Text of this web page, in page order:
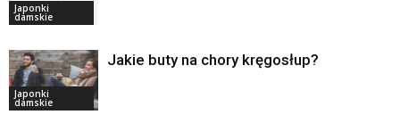
Japonki
damskie
Japonki
damskie
Jakie buty na chory kręgosłup?